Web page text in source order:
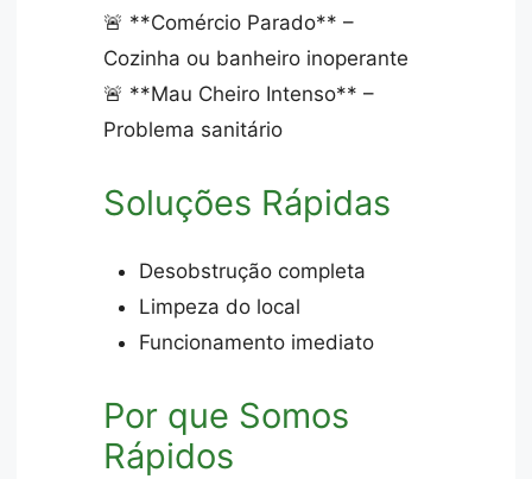
🚨 **Comércio Parado** –
Cozinha ou banheiro inoperante
🚨 **Mau Cheiro Intenso** –
Problema sanitário
Soluções Rápidas
Desobstrução completa
Limpeza do local
Funcionamento imediato
Por que Somos
Rápidos